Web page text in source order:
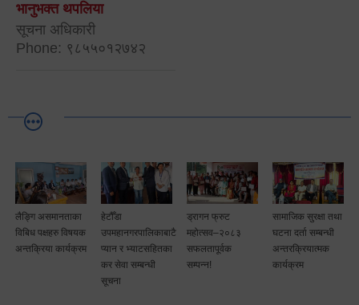
भानुभक्त थपलिया
सूचना अधिकारी
Phone: ९८५५०१२७४२
लैङ्गि असमानताका
विबिध पक्षहरु विषयक
अन्तक्रिया कार्यक्रम
हेटौँडा
उपमहानगरपालिकाबाटै
प्यान र भ्याटसहितका
कर सेवा सम्बन्धी
सूचना
ड्रागन फ्रुट
महोत्सव–२०८३
सफलतापूर्वक
सम्पन्न!
सामाजिक सुरक्षा तथा
घटना दर्ता सम्बन्धी
अन्तरक्रियात्मक
कार्यक्रम